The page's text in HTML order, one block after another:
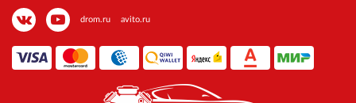
drom.ru avito.ru